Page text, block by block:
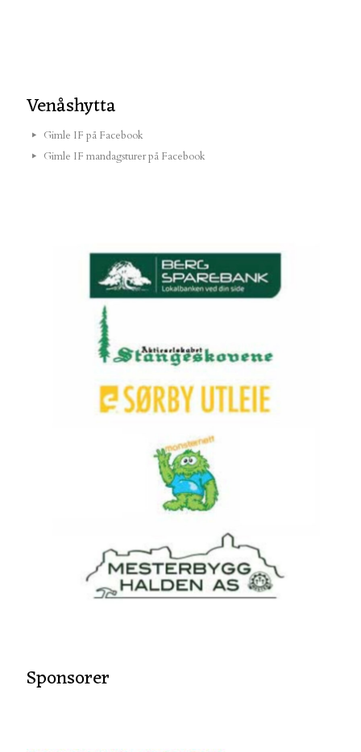
Venåshytta
Gimle IF på Facebook
Gimle IF mandagsturer på Facebook
Sponsorer